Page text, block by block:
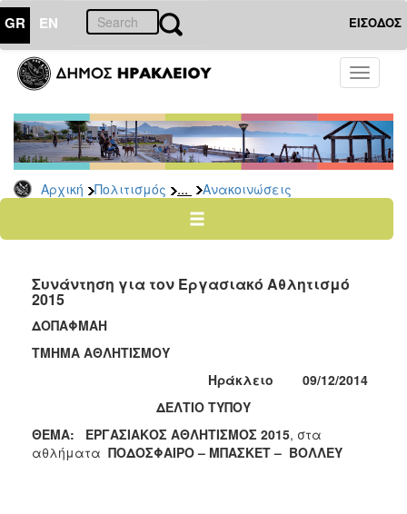
GR EN ΕΙΣΟΔΟΣ
Toggle
Αρχική Πολιτισμός ... Ανακοινώσεις
ΠΟΛΙΤΙΣΜΟΣ
Ποδήλατα
ΤΟΠΟΣ
ΔΗΜΟΣ
ΠΟΛΗ
Συνάντηση για τον Εργασιακό Αθλητισμό
2015
ΔΟΠΑΦΜΑΗ
ΤΜΗΜΑ ΑΘΛΗΤΙΣΜΟΥ
Ηράκλειο 09/12/2014
ΔΕΛΤΙΟ ΤΥΠΟΥ
ΘΕΜΑ: ΕΡΓΑΣΙΑΚΟΣ ΑΘΛΗΤΙΣΜΟΣ 2015, στα
αθλήματα ΠΟΔΟΣΦΑΙΡΟ – ΜΠΑΣΚΕΤ – ΒΟΛΛΕΥ